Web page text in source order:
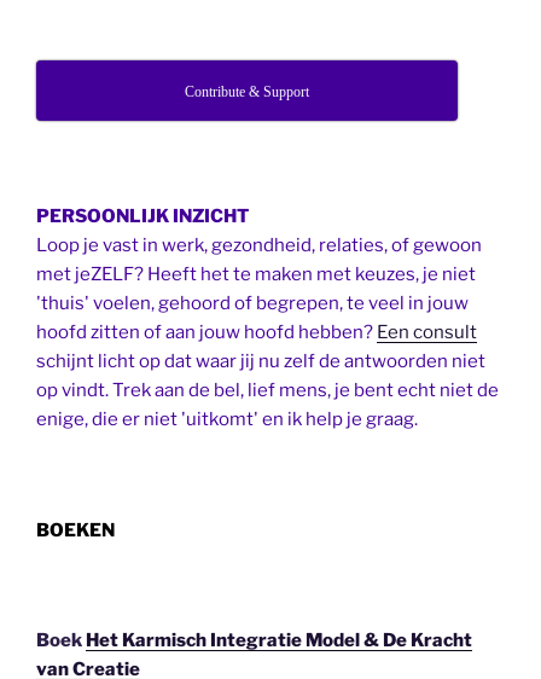
Contribute & Support
PERSOONLIJK INZICHT
Loop je vast in werk, gezondheid, relaties, of gewoon
met jeZELF? Heeft het te maken met keuzes, je niet
'thuis' voelen, gehoord of begrepen, te veel in jouw
hoofd zitten of aan jouw hoofd hebben? Een consult
schijnt licht op dat waar jij nu zelf de antwoorden niet
op vindt. Trek aan de bel, lief mens, je bent echt niet de
enige, die er niet 'uitkomt' en ik help je graag.
BOEKEN
Boek Het Karmisch Integratie Model & De Kracht
van Creatie